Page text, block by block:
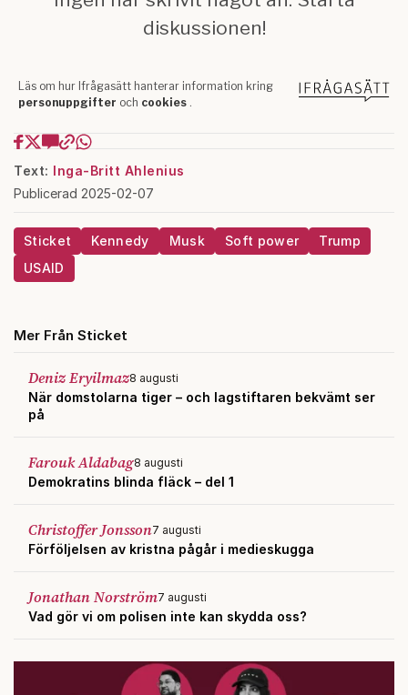
Text: Inga-Britt Ahlenius
Publicerad 2025-02-07
Sticket Kennedy Musk Soft power
Trump
USAID
Mer Från Sticket
Deniz Eryilmaz8 augusti
När domstolarna tiger – och lagstiftaren bekvämt ser
på
Farouk Aldabag8 augusti
Demokratins blinda fläck – del 1
Christoffer Jonsson7 augusti
Förföljelsen av kristna pågår i medieskugga
Jonathan Norström7 augusti
Vad gör vi om polisen inte kan skydda oss?